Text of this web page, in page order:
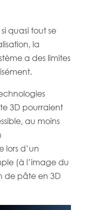
quasi tout se
la
a des limites
3D pourraient
au moins
lors d’un
(à l’image du
de pâte en 3D